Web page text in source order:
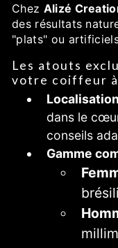
Chez Alizé
des résultats
"plats" ou
Les atouts
votre coiffeur
dans le
conseils
Gamme